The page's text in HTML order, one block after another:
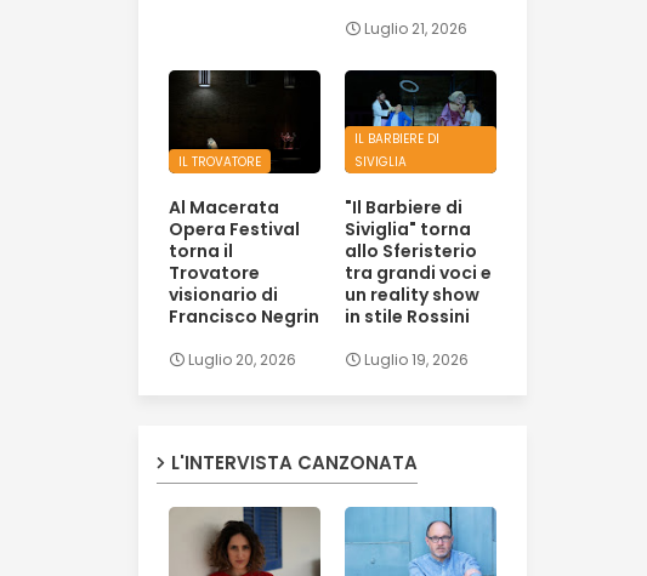
Luglio 21, 2026
IL TROVATORE
Al Macerata
Opera Festival
torna il
Trovatore
visionario di
Francisco Negrin
Luglio 20, 2026
IL BARBIERE DI
SIVIGLIA
"Il Barbiere di
Siviglia" torna
allo Sferisterio
tra grandi voci e
un reality show
in stile Rossini
Luglio 19, 2026
L'INTERVISTA CANZONATA